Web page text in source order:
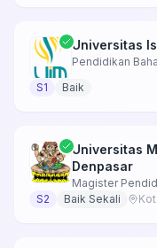
Universitas
Pendidikan
S1 Baik
Universitas
Denpasar
Magister
S2 Baik Sekali